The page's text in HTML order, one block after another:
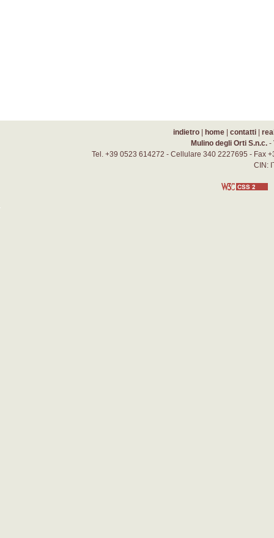
indietro| home| contatti|
Mulino degli Orti S.n.c. -
Tel. +39 0523 614272 - Cellulare 340 2227695 - Fax
CIN: